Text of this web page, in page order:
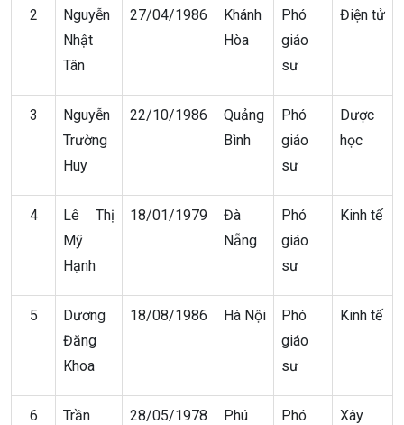
2
Nguyễn
Nhật
Tân
27/04/1986
Khánh
Hòa
Phó
giáo
sư
Điện tử
3
Nguyễn
Trường
Huy
22/10/1986
Quảng
Bình
Phó
giáo
sư
Dược
học
4
Lê Thị
Mỹ
Hạnh
18/01/1979
Đà
Nẵng
Phó
giáo
sư
Kinh tế
5
Dương
Đăng
Khoa
18/08/1986 Hà Nội
Phó
giáo
sư
Kinh tế
6
Trần
28/05/1978
Phú
Phó
Xây